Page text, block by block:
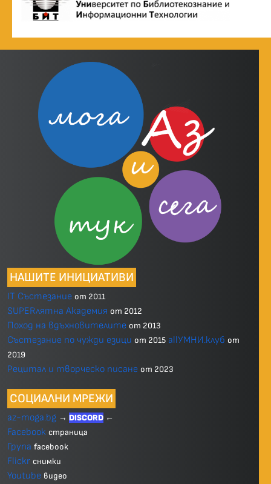
НАШИТЕ ИНИЦИАТИВИ
IT Състезание от 2011
SUPERлятна Академия от 2012
Поход на вдъхновителите от 2013
Състезание по чужди езици от 2015 allУМНИ.клуб от
2019
Рецитал и творческо писане от 2023
СОЦИАЛНИ МРЕЖИ
az-moga.bg → DISCORD ←
Facebook страница
Група facebook
Flickr снимки
Youtube видео